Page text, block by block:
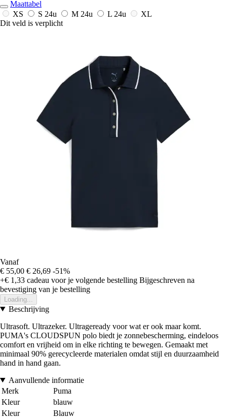
Maattabel
XS
S 24u M 24u L 24u
XL
Dit veld is verplicht
Vanaf
€ 55,00 € 26,69 -51%
+€ 1,33 cadeau voor je volgende bestelling Bijgeschreven na
bevestiging van je bestelling
Loading...
Beschrijving
Ultrasoft. Ultrazeker. Ultrageready voor wat er ook maar komt.
PUMA's CLOUDSPUN polo biedt je zonnebescherming, eindeloos
comfort en vrijheid om in elke richting te bewegen. Gemaakt met
minimaal 90% gerecycleerde materialen omdat stijl en duurzaamheid
hand in hand gaan.
Aanvullende informatie
Merk
Puma
Kleur
blauw
Kleur
Blauw